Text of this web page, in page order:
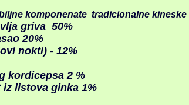
komponenate tradicionalne kineske
griva 50%
20%
nokti) - 12%
kordicepsa 2 %
listova ginka 1%